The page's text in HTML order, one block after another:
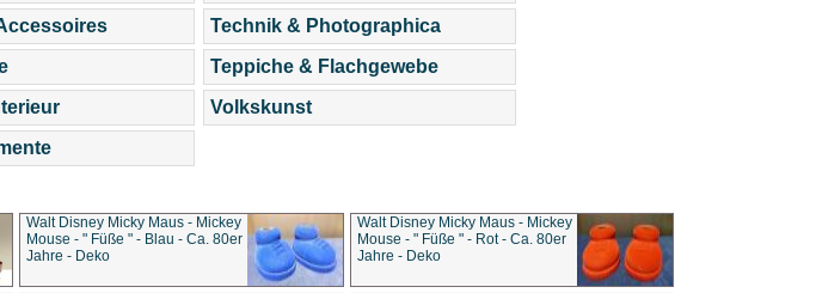
Technik & Photographica
Teppiche & Flachgewebe
Volkskunst
Walt Disney Micky Maus - Mickey
Mouse - " Füße " - Blau - Ca. 80er
Jahre - Deko
Walt Disney Micky Maus - Mickey
Mouse - " Füße " - Rot - Ca. 80er
Jahre - Deko